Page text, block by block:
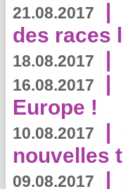
21.08.2017 |
des races
18.08.2017 |
16.08.2017 |
Europe !
10.08.2017 |
nouvelles
09.08.2017 |